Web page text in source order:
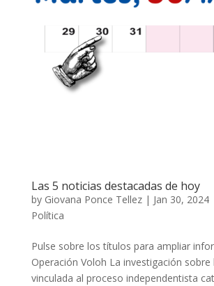
Las 5 noticias destacadas de hoy
by Giovana Ponce Tellez| Jan 30, 2024
Política
Pulse sobre los títulos para ampliar
Operación Voloh La investigación
vinculada al proceso independentista